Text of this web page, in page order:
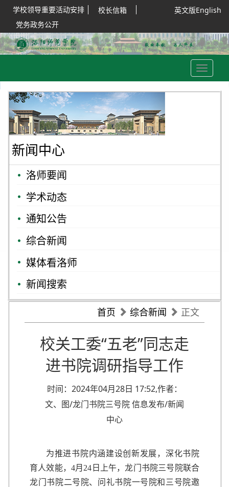
学校领导重要活动安排
校长信箱
党务政务公开
英文版English
Toggle
navigation
新闻中心
洛师要闻
学术动态
通知公告
综合新闻
媒体看洛师
新闻搜索
首页 综合新闻 正文
校关工委“五老”同志走
进书院调研指导工作
时间：2024年04月28日 17:52,作者：
文、图/龙门书院三号院 信息发布/新闻
中心
为推进书院内涵建设创新发展，深化书院
育人效能，4月24日上午，龙门书院三号院联合
龙门书院二号院、问礼书院一号院和三号院邀